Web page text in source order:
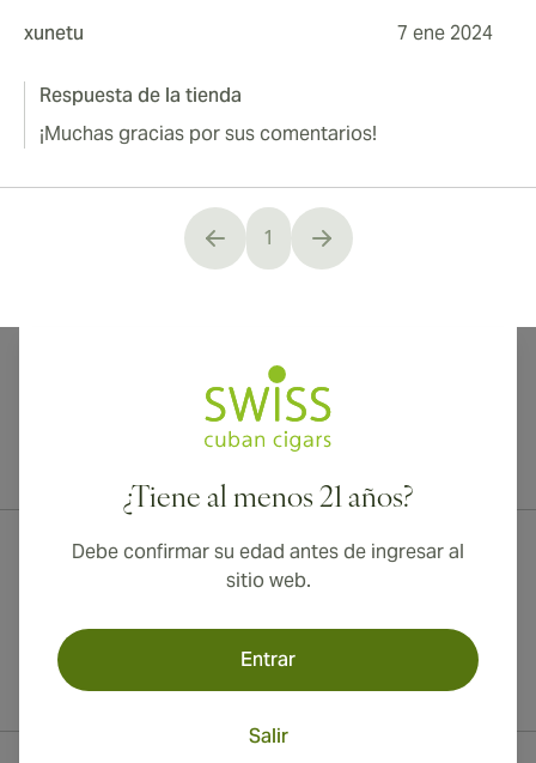
xunetu
7 ene 2024
Respuesta de la tienda
¡Muchas gracias por sus comentarios!
You're currently reading page
1
¿Tiene al menos 21 años?
Debe confirmar su edad antes de ingresar al
sitio web.
Entrar
Salir